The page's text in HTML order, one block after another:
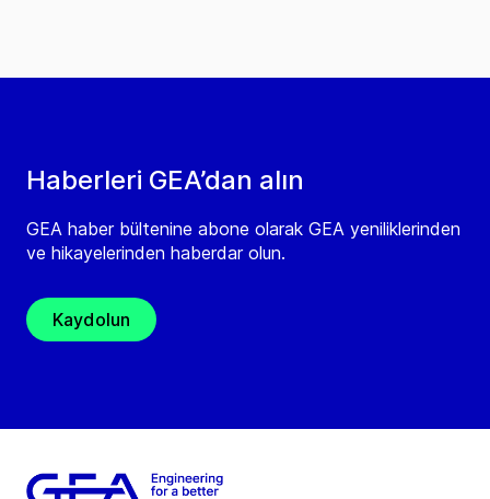
Haberleri GEA’dan alın
GEA haber bültenine abone olarak GEA yeniliklerinden
ve hikayelerinden haberdar olun.
Kaydolun